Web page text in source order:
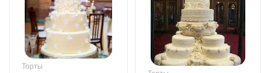
Торты
The world of mixed
flavor
816 AZN
Торты
An unforgettable
moment of taste
2260 AZN